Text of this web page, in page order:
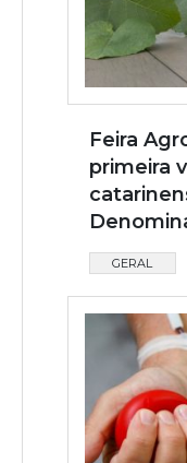
Feira
primeira
GERAL